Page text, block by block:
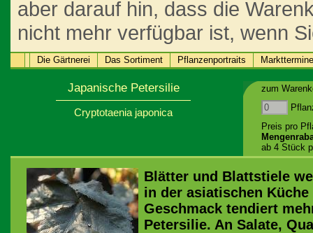
aber darauf hin, dass die
nicht mehr verfügbar ist, wenn
Die Gärtnerei Das Sortiment Pflanzenportraits Markttermine
Japanische Petersilie
Cryptotaenia japonica
zum
Preis pro
ab 4 Stück
Blätter und Blattstiele
in der asiatischen Küche
Geschmack tendiert
Petersilie. An Salate,